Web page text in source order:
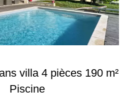
villa 4 pièces 190 m²
Piscine